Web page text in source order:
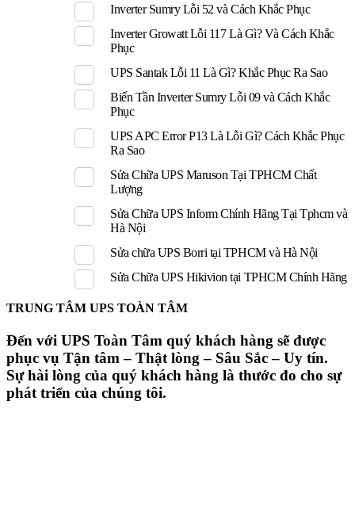
Inverter Sumry Lỗi 52 và Cách Khắc Phục
Inverter Growatt Lỗi 117 Là Gì? Và Cách Khắc
Phục
UPS Santak Lỗi 11 Là Gì? Khắc Phục Ra Sao
Biến Tần Inverter Sumry Lỗi 09 và Cách Khắc
Phục
UPS APC Error P13 Là Lỗi Gì? Cách Khắc Phục
Ra Sao
Sửa Chữa UPS Maruson Tại TPHCM Chất
Lượng
Sửa Chữa UPS Inform Chính Hãng Tại Tphcm và
Hà Nội
Sửa chữa UPS Borri tại TPHCM và Hà Nội
Sửa Chữa UPS Hikivion tại TPHCM Chính Hãng
TRUNG TÂM UPS TOÀN TÂM
Đến với UPS Toàn Tâm quý khách hàng sẽ được
phục vụ Tận tâm – Thật lòng – Sâu Sắc – Uy tín.
Sự hài lòng của quý khách hàng là thước đo cho sự
phát triển của chúng tôi.